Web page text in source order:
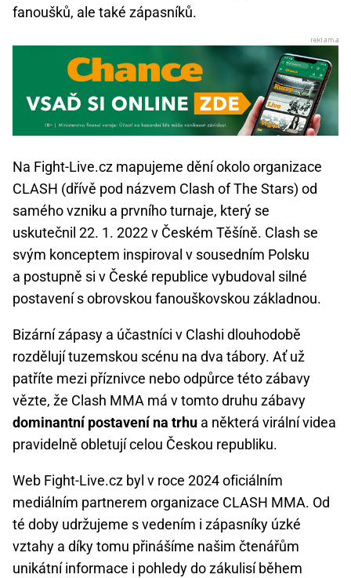
fanoušků, ale také zápasníků.
Na Fight-Live.cz mapujeme dění okolo organizace
CLASH (dřívě pod názvem Clash of The Stars) od
samého vzniku a prvního turnaje, který se
uskutečnil 22. 1. 2022 v Českém Těšíně. Clash se
svým konceptem inspiroval v sousedním Polsku
a postupně si v České republice vybudoval silné
postavení s obrovskou fanouškovskou základnou.
Bizární zápasy a účastníci v Clashi dlouhodobě
rozdělují tuzemskou scénu na dva tábory. Ať už
patříte mezi příznivce nebo odpůrce této zábavy
vězte, že Clash MMA má v tomto druhu zábavy
dominantní postavení na trhu a některá virální videa
pravidelně obletují celou Českou republiku.
Web Fight-Live.cz byl v roce 2024 oficiálním
mediálním partnerem organizace CLASH MMA. Od
té doby udržujeme s vedením i zápasníky úzké
vztahy a díky tomu přinášíme našim čtenářům
unikátní informace i pohledy do zákulisí během